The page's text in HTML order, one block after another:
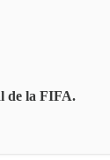
de la FIFA.